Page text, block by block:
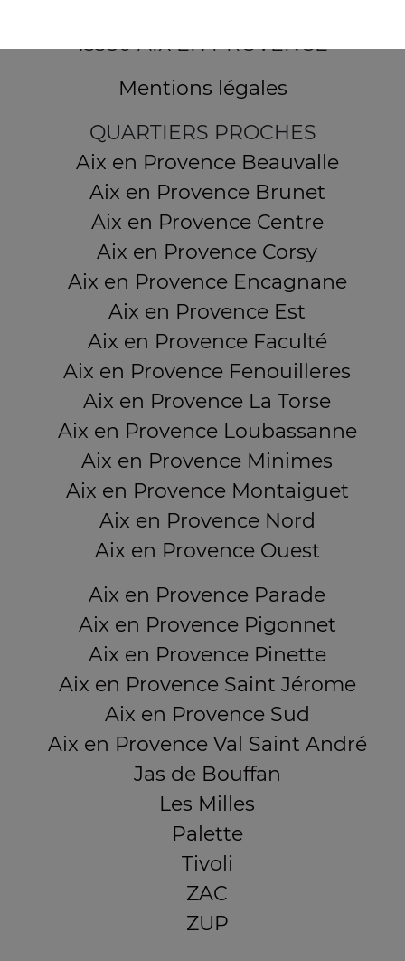
13380 AIX EN PROVENCE
Mentions légales
QUARTIERS PROCHES
Aix en Provence Beauvalle
Aix en Provence Brunet
Aix en Provence Centre
Aix en Provence Corsy
Aix en Provence Encagnane
Aix en Provence Est
Aix en Provence Faculté
Aix en Provence Fenouilleres
Aix en Provence La Torse
Aix en Provence Loubassanne
Aix en Provence Minimes
Aix en Provence Montaiguet
Aix en Provence Nord
Aix en Provence Ouest
Aix en Provence Parade
Aix en Provence Pigonnet
Aix en Provence Pinette
Aix en Provence Saint Jérome
Aix en Provence Sud
Aix en Provence Val Saint André
Jas de Bouffan
Les Milles
Palette
Tivoli
ZAC
ZUP